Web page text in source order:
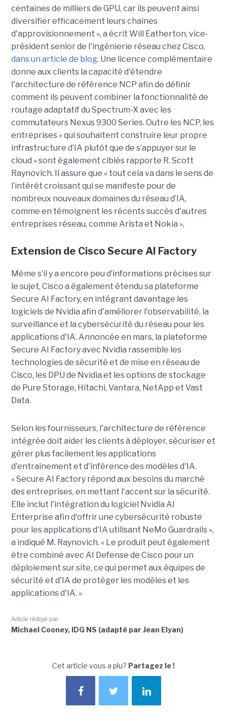
centaines de milliers de GPU, car ils peuvent ainsi
diversifier efficacement leurs chaînes
d'approvisionnement », a écrit Will Eatherton, vice-
président senior de l'ingénierie réseau chez Cisco,
dans un article de blog. Une licence complémentaire
donne aux clients la capacité d'étendre
l'architecture de référence NCP afin de définir
comment ils peuvent combiner la fonctionnalité de
routage adaptatif du Spectrum-X avec les
commutateurs Nexus 9300 Series. Outre les NCP, les
entreprises « qui souhaitent construire leur propre
infrastructure d’IA plutôt que de s’appuyer sur le
cloud » sont également ciblés rapporte R. Scott
Raynovich. Il assure que « tout cela va dans le sens de
l’intérêt croissant qui se manifeste pour de
nombreux nouveaux domaines du réseau d’IA,
comme en témoignent les récents succès d'autres
entreprises réseau, comme Arista et Nokia »,
Extension de Cisco Secure AI Factory
Même s’il y a encore peu d’informations précises sur
le sujet, Cisco a également étendu sa plateforme
Secure AI Factory, en intégrant davantage les
logiciels de Nvidia afin d'améliorer l'observabilité, la
surveillance et la cybersécurité du réseau pour les
applications d'IA. Annoncée en mars, la plateforme
Secure AI Factory avec Nvidia rassemble les
technologies de sécurité et de mise en réseau de
Cisco, les DPU de Nvidia et les options de stockage
de Pure Storage, Hitachi, Vantara, NetApp et Vast
Data.
Selon les fournisseurs, l'architecture de référence
intégrée doit aider les clients à déployer, sécuriser et
gérer plus facilement les applications
d'entraînement et d'inférence des modèles d'IA.
« Secure AI Factory répond aux besoins du marché
des entreprises, en mettant l'accent sur la sécurité.
Elle inclut l'intégration du logiciel Nvidia AI
Enterprise afin d'offrir une cybersécurité robuste
pour les applications d'IA utilisant NeMo Guardrails »,
a indiqué M. Raynovich. « Le produit peut également
être combiné avec AI Defense de Cisco pour un
déploiement sur site, ce qui permet aux équipes de
sécurité et d'IA de protéger les modèles et les
applications d'IA. »
Article rédigé par
Michael Cooney, IDG NS (adapté par Jean Elyan)
Cet article vous a plu? Partagez le !